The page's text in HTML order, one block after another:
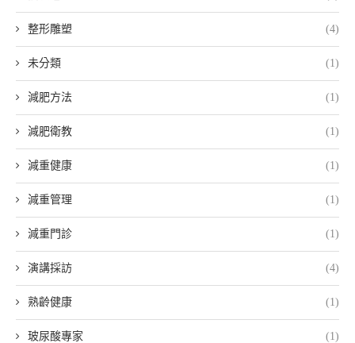
整形雕塑 (4)
未分類 (1)
減肥方法 (1)
減肥衛教 (1)
減重健康 (1)
減重管理 (1)
減重門診 (1)
演講採訪 (4)
熟齡健康 (1)
玻尿酸專家 (1)